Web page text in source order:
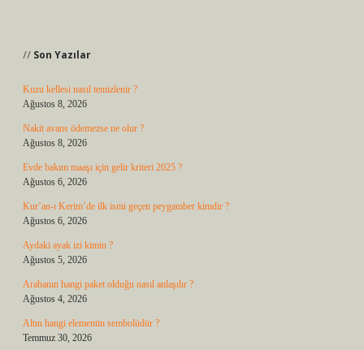
Son Yazılar
Kuzu kellesi nasıl temizlenir ?
Ağustos 8, 2026
Nakit avans ödemezse ne olur ?
Ağustos 8, 2026
Evde bakım maaşı için gelir kriteri 2025 ?
Ağustos 6, 2026
Kur’an-ı Kerim’de ilk ismi geçen peygamber kimdir ?
Ağustos 6, 2026
Aydaki ayak izi kimin ?
Ağustos 5, 2026
Arabanın hangi paket olduğu nasıl anlaşılır ?
Ağustos 4, 2026
Altın hangi elementin sembolüdür ?
Temmuz 30, 2026